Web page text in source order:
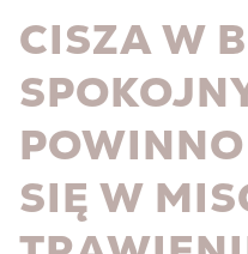
CISZA W
SIĘ W